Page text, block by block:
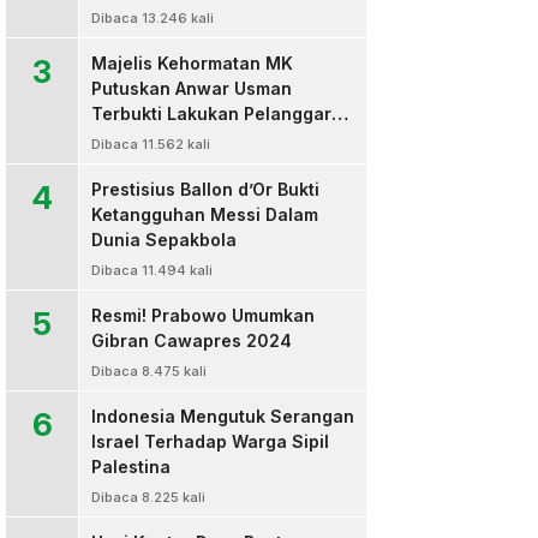
Dibaca 13.246 kali
3
Majelis Kehormatan MK
Putuskan Anwar Usman
Terbukti Lakukan Pelanggaran
Berat Kode Etik dan
Dibaca 11.562 kali
4
Prestisius Ballon d’Or Bukti
Ketangguhan Messi Dalam
Dunia Sepakbola
Dibaca 11.494 kali
5
Resmi! Prabowo Umumkan
Gibran Cawapres 2024
Dibaca 8.475 kali
6
Indonesia Mengutuk Serangan
Israel Terhadap Warga Sipil
Palestina
Dibaca 8.225 kali